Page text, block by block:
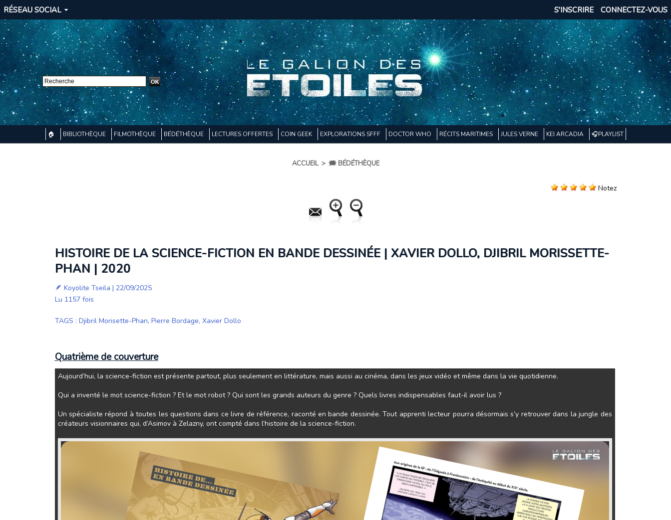
RÉSEAU SOCIAL CONNECTEZ-VOUS
S'INSCRIRE
🏠 BIBLIOTHÈQUE FILMOTHÈQUE BÉDÉTHÈQUE LECTURES OFFERTES COIN GEEK EXPLORATIONS SFFF DOCTOR WHO RÉCITS MARITIMES JULES VERNE KEI ARCADIA 🎧PLAYLIST
ACCUEIL > 🗯️ BÉDÉTHÈQUE
Notez
HISTOIRE DE LA SCIENCE-FICTION EN BANDE DESSINÉE | XAVIER DOLLO, DJIBRIL MORISSETTE-
PHAN | 2020
🪶 Koyolite Tseila | 22/09/2025
Lu 1157 fois
TAGS : Djibril Morisette-Phan, Pierre Bordage, Xavier Dollo
Quatrième de couverture
Aujourd’hui, la science-fiction est présente partout, plus seulement en littérature, mais aussi au cinéma, dans les jeux vidéo et même dans la vie quotidienne.
Qui a inventé le mot science-fiction ? Et le mot robot ? Qui sont les grands auteurs du genre ? Quels livres indispensables faut-il avoir lus ?
Un spécialiste répond à toutes les questions dans ce livre de référence, raconté en bande dessinée. Tout apprenti lecteur pourra désormais s’y retrouver dans la jungle des
créateurs visionnaires qui, d’Asimov à Zelazny, ont compté dans l’histoire de la science-fiction.